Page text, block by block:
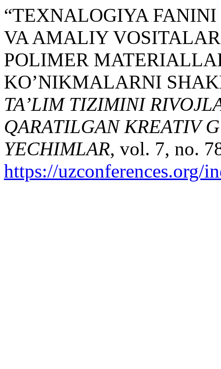
“TEXNALOGIYA
VA AMALIY
POLIMER
KO’NIKMALARNI
TA’LIM TIZIMINI
QARATILGAN KREATIV
YECHIMLAR, vol. 7, no.
https://uzconferences.org/